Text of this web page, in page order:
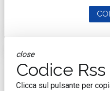
close
Codice Rss
Clicca sul pulsante per